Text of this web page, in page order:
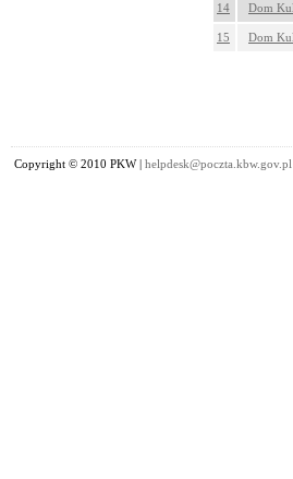
14 Dom
15 Dom
Copyright © 2010 PKW | helpdesk@poczta.kbw.gov.pl